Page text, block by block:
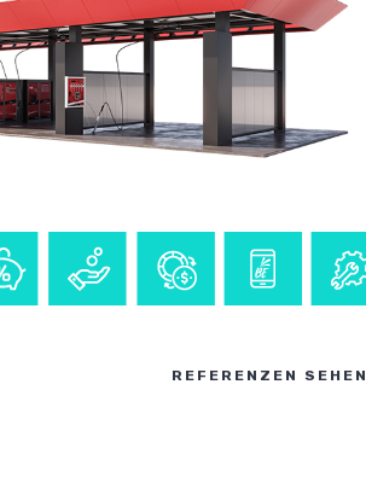
REFERENZEN SEHEN